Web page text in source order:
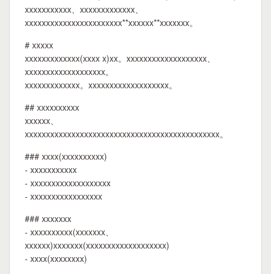
xxxxxxxxxxx、xxxxxxxxxxxxx、
xxxxxxxxxxxxxxxxxxxxxxx**xxxxxx**xxxxxxx。
# xxxxx
xxxxxxxxxxxxx(xxxx x)xx。xxxxxxxxxxxxxxxxxxx、
xxxxxxxxxxxxxxxxxxx。
xxxxxxxxxxxxx。xxxxxxxxxxxxxxxxxxx。
## xxxxxxxxxx
xxxxxx、
xxxxxxxxxxxxxxxxxxxxxxxxxxxxxxxxxxxxxxxxxxxxxx。
### xxxx(xxxxxxxxxx)
- xxxxxxxxxxx
- xxxxxxxxxxxxxxxxxxx
- xxxxxxxxxxxxxxxxx
### xxxxxxx
- xxxxxxxxxx(xxxxxxx、
xxxxxx)xxxxxxx(xxxxxxxxxxxxxxxxxxx)
- xxxx(xxxxxxxx)